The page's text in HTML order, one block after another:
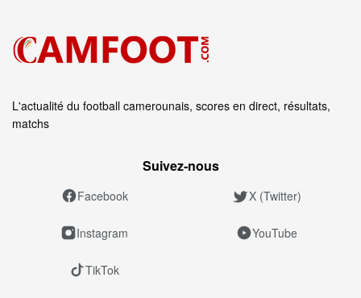
L'actualité du football camerounais, scores en direct, résultats,
matchs
Suivez‑nous
Facebook X (Twitter)
Instagram YouTube
TikTok